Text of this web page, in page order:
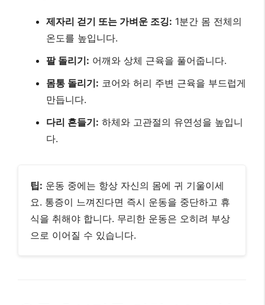
제자리 걷기 또는 가벼운 조깅: 1분간 몸 전체의
온도를 높입니다.
팔 돌리기: 어깨와 상체 근육을 풀어줍니다.
몸통 돌리기: 코어와 허리 주변 근육을 부드럽게
만듭니다.
다리 흔들기: 하체와 고관절의 유연성을 높입니
다.
팁: 운동 중에는 항상 자신의 몸에 귀 기울이세
요. 통증이 느껴진다면 즉시 운동을 중단하고 휴
식을 취해야 합니다. 무리한 운동은 오히려 부상
으로 이어질 수 있습니다.